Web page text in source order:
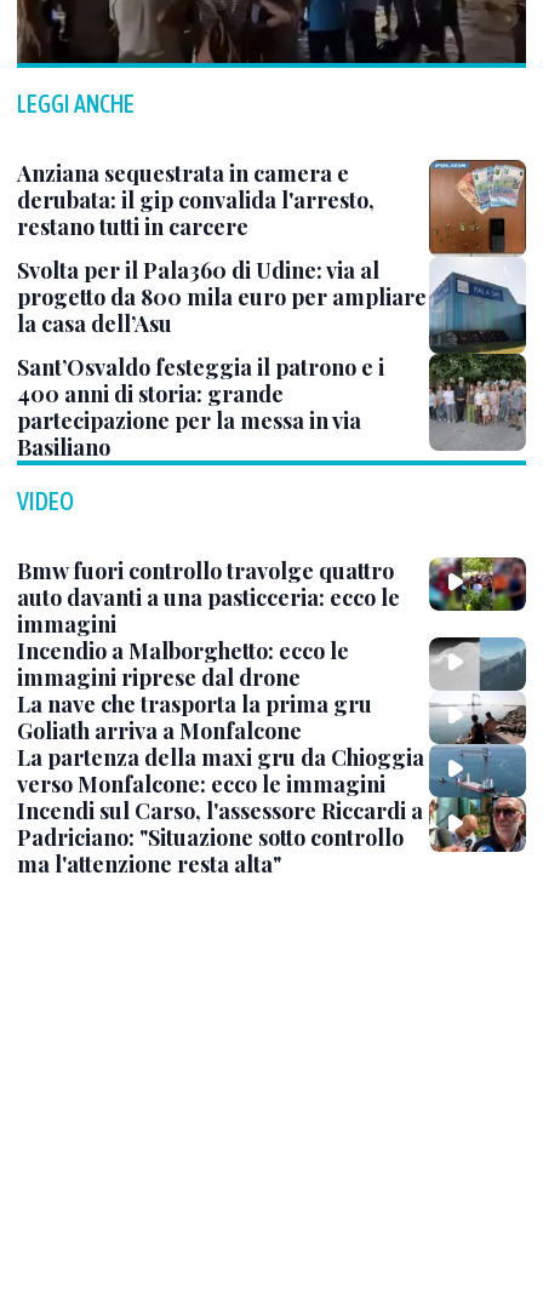
LEGGI ANCHE
Anziana sequestrata in camera e
derubata: il gip convalida l'arresto,
restano tutti in carcere
Svolta per il Pala360 di Udine: via al
progetto da 800 mila euro per ampliare
la casa dell’Asu
Sant’Osvaldo festeggia il patrono e i
400 anni di storia: grande
partecipazione per la messa in via
Basiliano
VIDEO
Bmw fuori controllo travolge quattro
auto davanti a una pasticceria: ecco le
immagini
Incendio a Malborghetto: ecco le
immagini riprese dal drone
La nave che trasporta la prima gru
Goliath arriva a Monfalcone
La partenza della maxi gru da Chioggia
verso Monfalcone: ecco le immagini
Incendi sul Carso, l'assessore Riccardi a
Padriciano: "Situazione sotto controllo
ma l'attenzione resta alta"